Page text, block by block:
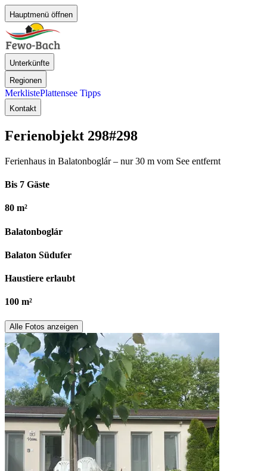
Hauptmenü öffnen
Unterkünfte
Regionen
MerklistePlattensee Tipps
Kontakt
Ferienobjekt 298#298
Ferienhaus in Balatonboglár – nur 30 m vom See entfernt
Bis 7 Gäste
80 m²
Balatonboglár
Balaton Südufer
Haustiere erlaubt
100 m²
Alle Fotos anzeigen